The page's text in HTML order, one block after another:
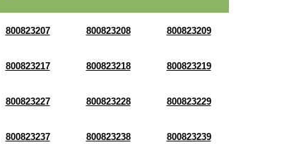
800823207 800823208 800823209
800823217 800823218 800823219
800823227 800823228 800823229
800823237 800823238 800823239